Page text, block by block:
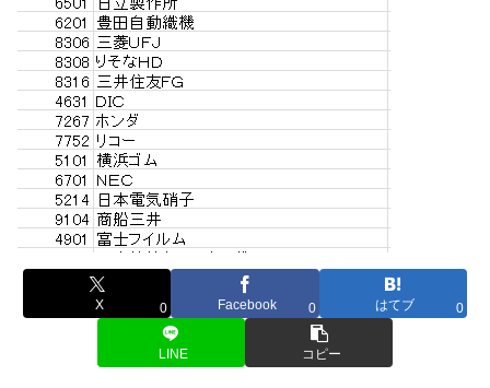
X 0 Facebook 0 はてブ 0
LINE コピー